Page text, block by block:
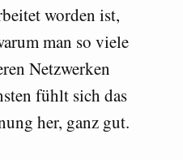
worden ist,
man so viele
Netzwerken
fühlt sich das
her, ganz gut.